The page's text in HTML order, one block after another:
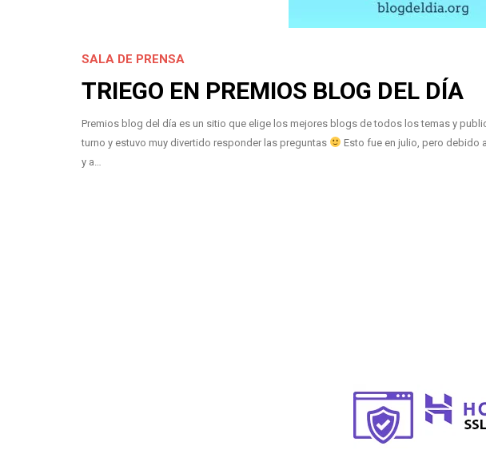
SALA DE PRENSA
TRIEGO EN PREMIOS BLOG DEL DÍA
Premios blog del día es un sitio que elige los mejores blogs de todos los temas y
turno y estuvo muy divertido responder las preguntas
Esto fue en julio, pero debido
y a…